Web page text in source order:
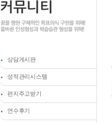
상담게시판
성적관리시스템
편지주고받기
연수후기